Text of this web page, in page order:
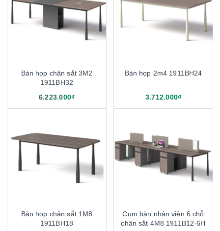
Bàn họp chân sắt 3M2
1911BH32
6.223.000₫
Bàn họp 2m4 1911BH24
3.712.000₫
Bàn họp chân sắt 1M8
1911BH18
Cụm bàn nhân viên 6 chỗ
chân sắt 4M8 1911B12-6H